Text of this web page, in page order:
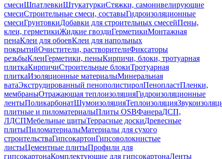
смесиШпатлевкиШтукатуркиСтяжки, самонивелирующие
смесиСтроительные смеси, составыГидроизоляционные
смесиГрунтовкиДобавки для строительных смесейПены,
клеи, герметикиЖидкие гвоздиГерметикиМонтажная
пенаКлеи для обоевКлеи для напольных
покрытийОчистители, растворителиФиксаторы
резьбыКлеиГерметики, пеныКирпичи, блоки, тротуарная
плиткаКирпичиСтроительные блокиТротуарная
плиткаИзоляционные материалыМинеральная
ватаЭкструдированный пенополистиролПенопластПленки,
мембраныОтражающая теплоизоляцияГидроизоляционные
лентыПоликарбонатШумоизоляцияТеплоизоляция
плитные и пиломатериалыПлиты OSBФанераДСП,
ЛДСПМебельные щитыТеррасные доскиДревесные
плитыПиломатериалыМатериалы для сухого
строительстваГипсокартонГипсоволокнистые
листыЦементные плитыПрофили для
гипсокартонаКомплектующие для гипсокартонаЛенты